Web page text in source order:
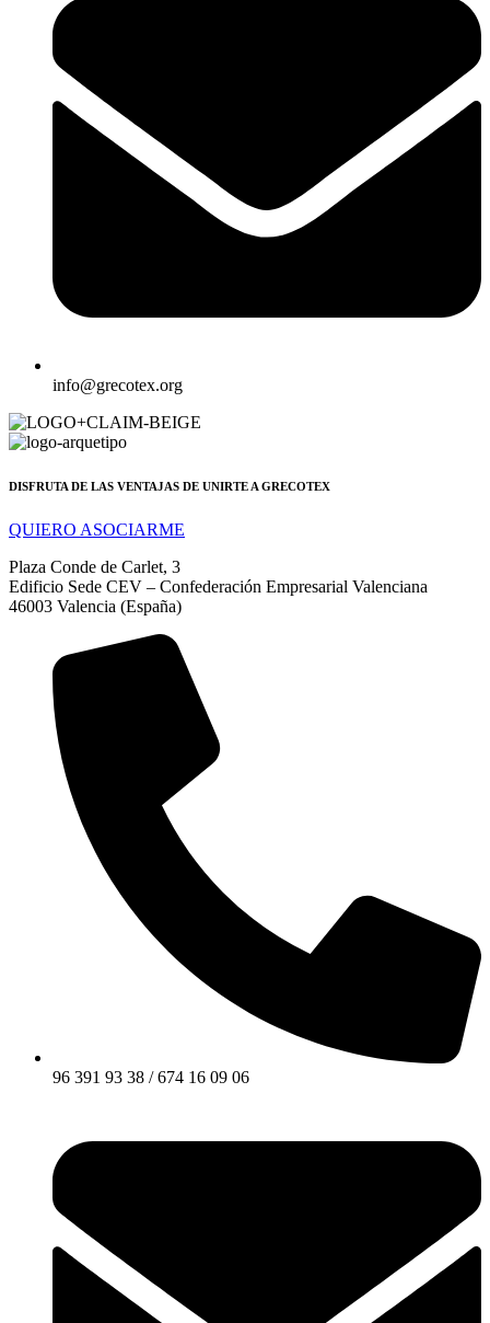
info@grecotex.org
DISFRUTA DE LAS VENTAJAS DE UNIRTE A GRECOTEX
QUIERO ASOCIARME
Plaza Conde de Carlet, 3
Edificio Sede CEV – Confederación Empresarial Valenciana
46003 Valencia (España)
96 391 93 38 / 674 16 09 06